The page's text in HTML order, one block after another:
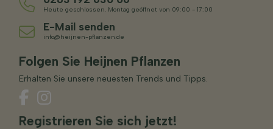
Heute geschlossen. Montag geöffnet von 09:00 - 17:00
E-Mail senden
info@heijnen-pflanzen.de
Folgen Sie Heijnen Pflanzen
Erhalten Sie unsere neuesten Trends und Tipps.
Registrieren Sie sich jetzt!